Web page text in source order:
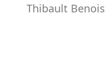
Thibault Benois